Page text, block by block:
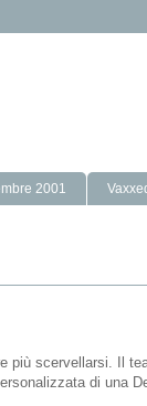
2001
più scervellarsi. Il
di una